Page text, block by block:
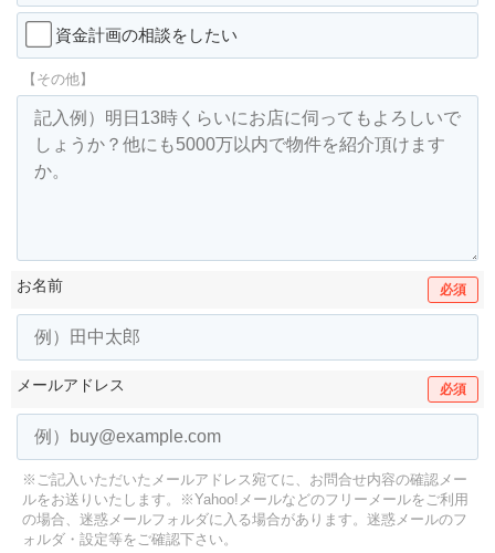
資金計画の相談をしたい
【その他】
お名前 必須
メールアドレス 必須
※ご記入いただいたメールアドレス宛てに、お問合せ内容の確認メー
ルをお送りいたします。
※Yahoo!メールなどのフリーメールをご利用
の場合、迷惑メールフォルダに入る場合があります。 迷惑メールのフ
ォルダ・設定等をご確認下さい。